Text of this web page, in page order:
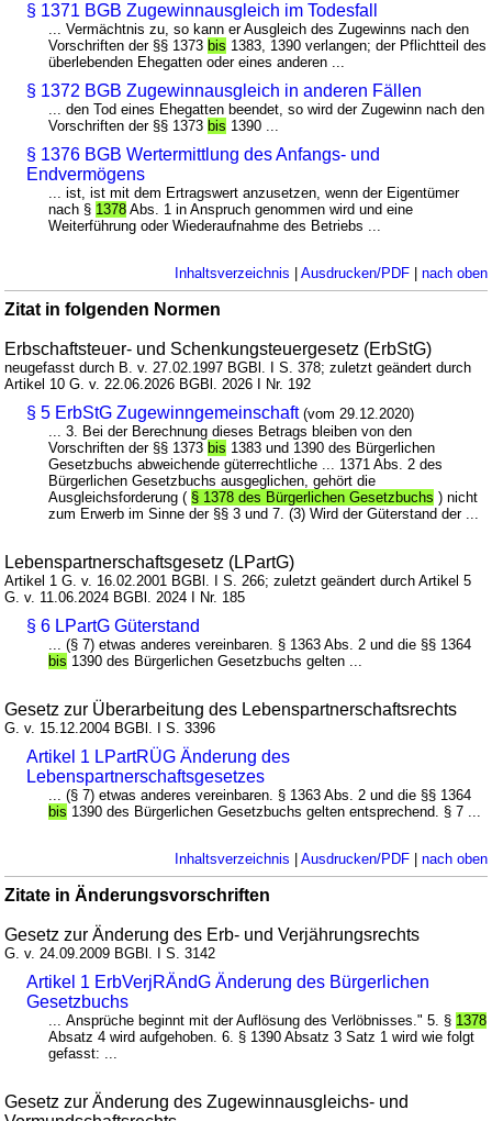
§ 1371 BGB Zugewinnausgleich im Todesfall
... Vermächtnis zu, so kann er Ausgleich des Zugewinns nach den
Vorschriften der §§ 1373 bis 1383, 1390 verlangen; der Pflichtteil des
überlebenden Ehegatten oder eines anderen ...
§ 1372 BGB Zugewinnausgleich in anderen Fällen
... den Tod eines Ehegatten beendet, so wird der Zugewinn nach den
Vorschriften der §§ 1373 bis 1390 ...
§ 1376 BGB Wertermittlung des Anfangs- und
Endvermögens
... ist, ist mit dem Ertragswert anzusetzen, wenn der Eigentümer
nach § 1378 Abs. 1 in Anspruch genommen wird und eine
Weiterführung oder Wiederaufnahme des Betriebs ...
Inhaltsverzeichnis Ausdrucken/PDF| nach oben
Zitat in folgenden Normen
Erbschaftsteuer- und Schenkungsteuergesetz (ErbStG)
neugefasst durch B. v. 27.02.1997 BGBl. I S. 378; zuletzt geändert durch
Artikel 10 G. v. 22.06.2026 BGBl. 2026 I Nr. 192
§ 5 ErbStG Zugewinngemeinschaft (vom 29.12.2020)
... 3. Bei der Berechnung dieses Betrags bleiben von den
Vorschriften der §§ 1373 bis 1383 und 1390 des Bürgerlichen
Gesetzbuchs abweichende güterrechtliche ... 1371 Abs. 2 des
Bürgerlichen Gesetzbuchs ausgeglichen, gehört die
Ausgleichsforderung ( § 1378 des Bürgerlichen Gesetzbuchs ) nicht
zum Erwerb im Sinne der §§ 3 und 7. (3) Wird der Güterstand der ...
Lebenspartnerschaftsgesetz (LPartG)
Artikel 1 G. v. 16.02.2001 BGBl. I S. 266; zuletzt geändert durch Artikel 5
G. v. 11.06.2024 BGBl. 2024 I Nr. 185
§ 6 LPartG Güterstand
... (§ 7) etwas anderes vereinbaren. § 1363 Abs. 2 und die §§ 1364
bis 1390 des Bürgerlichen Gesetzbuchs gelten ...
Gesetz zur Überarbeitung des Lebenspartnerschaftsrechts
G. v. 15.12.2004 BGBl. I S. 3396
Artikel 1 LPartRÜG Änderung des
Lebenspartnerschaftsgesetzes
... (§ 7) etwas anderes vereinbaren. § 1363 Abs. 2 und die §§ 1364
bis 1390 des Bürgerlichen Gesetzbuchs gelten entsprechend. § 7 ...
Inhaltsverzeichnis Ausdrucken/PDF| nach oben
Zitate in Änderungsvorschriften
Gesetz zur Änderung des Erb- und Verjährungsrechts
G. v. 24.09.2009 BGBl. I S. 3142
Artikel 1 ErbVerjRÄndG Änderung des Bürgerlichen
Gesetzbuchs
... Ansprüche beginnt mit der Auflösung des Verlöbnisses." 5. § 1378
Absatz 4 wird aufgehoben. 6. § 1390 Absatz 3 Satz 1 wird wie folgt
gefasst: ...
Gesetz zur Änderung des Zugewinnausgleichs- und